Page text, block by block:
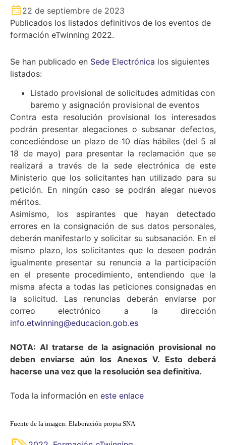
22 de septiembre de 2023
Publicados los listados definitivos de los eventos de
formación eTwinning 2022.
Se han publicado en Sede Electrónica los siguientes
listados:
Listado provisional de solicitudes admitidas con
baremo y asignación provisional de eventos
Contra esta resolución provisional los interesados
podrán presentar alegaciones o subsanar defectos,
concediéndose un plazo de 10 días hábiles (del 5 al
18 de mayo) para presentar la reclamación que se
realizará a través de la sede electrónica de este
Ministerio que los solicitantes han utilizado para su
petición. En ningún caso se podrán alegar nuevos
méritos.
Asimismo, los aspirantes que hayan detectado
errores en la consignación de sus datos personales,
deberán manifestarlo y solicitar su subsanación. En el
mismo plazo, los solicitantes que lo deseen podrán
igualmente presentar su renuncia a la participación
en el presente procedimiento, entendiendo que la
misma afecta a todas las peticiones consignadas en
la solicitud. Las renuncias deberán enviarse por
correo electrónico a la dirección
info.etwinning@educacion.gob.es
NOTA: Al tratarse de la asignación provisional no
deben enviarse aún los Anexos V. Esto deberá
hacerse una vez que la resolución sea definitiva.
Toda la información en este enlace
Fuente de la imagen: Elaboración propia SNA